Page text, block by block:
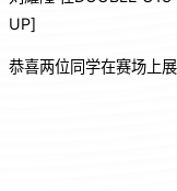
UP]
恭喜两位同学在赛场上